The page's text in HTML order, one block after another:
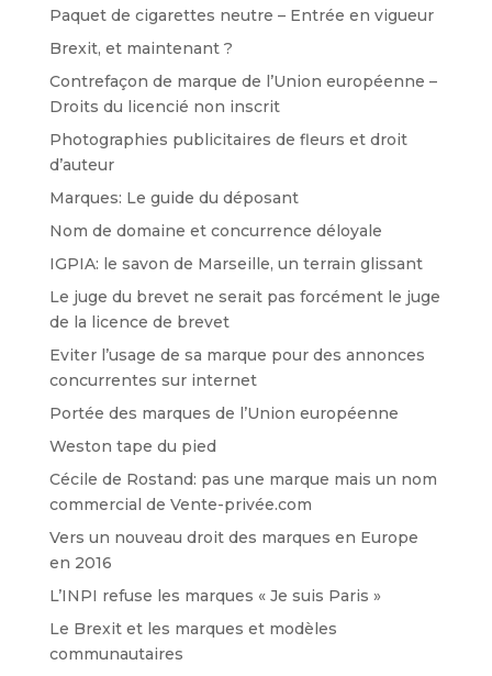
Paquet de cigarettes neutre – Entrée en vigueur
Brexit, et maintenant ?
Contrefaçon de marque de l’Union européenne –
Droits du licencié non inscrit
Photographies publicitaires de fleurs et droit
d’auteur
Marques: Le guide du déposant
Nom de domaine et concurrence déloyale
IGPIA: le savon de Marseille, un terrain glissant
Le juge du brevet ne serait pas forcément le juge
de la licence de brevet
Eviter l’usage de sa marque pour des annonces
concurrentes sur internet
Portée des marques de l’Union européenne
Weston tape du pied
Cécile de Rostand: pas une marque mais un nom
commercial de Vente-privée.com
Vers un nouveau droit des marques en Europe
en 2016
L’INPI refuse les marques « Je suis Paris »
Le Brexit et les marques et modèles
communautaires